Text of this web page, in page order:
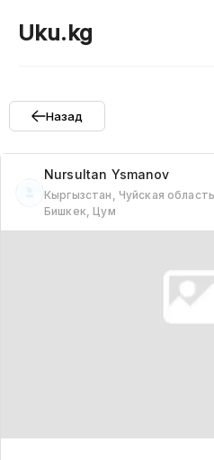
Uku.kg
Назад
Nursultan Ysmanov
Кыргызстан, Чуйская
Бишкек, Цум